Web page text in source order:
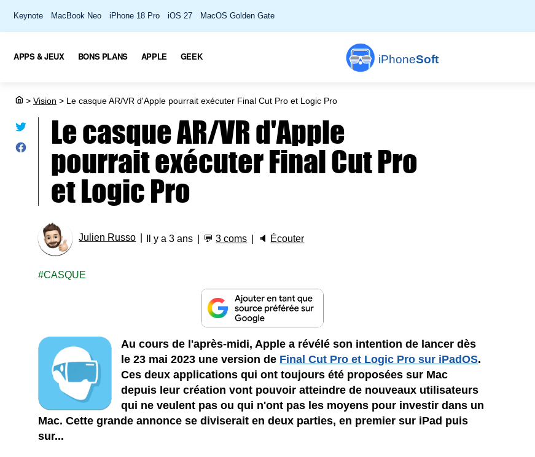
Keynote MacBook Neo iPhone 18 Pro iOS 27 MacOS Golden Gate
iPhoneSoft
APPS & JEUX BONS PLANS APPLE GEEK
> Vision > Le casque AR/VR d'Apple pourrait exécuter Final Cut Pro et Logic Pro
Le casque AR/VR d'Apple
pourrait exécuter Final Cut Pro
et Logic Pro
Julien Russo Il y a 3 ans 💬3 coms 🔈 Écouter
CASQUE
Au cours de l'après-midi, Apple a révélé son intention de lancer dès
le 23 mai 2023 une version de Final Cut Pro et Logic Pro sur iPadOS.
Ces deux applications qui ont toujours été proposées sur Mac
depuis leur création vont pouvoir atteindre de nouveaux utilisateurs
qui ne veulent pas ou qui n'ont pas les moyens pour investir dans un
Mac. Cette grande annonce se diviserait en deux parties, en premier sur iPad puis
sur...